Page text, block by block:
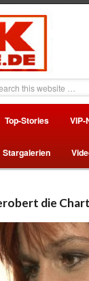
Top-Stories VIP-
Stargalerien
die